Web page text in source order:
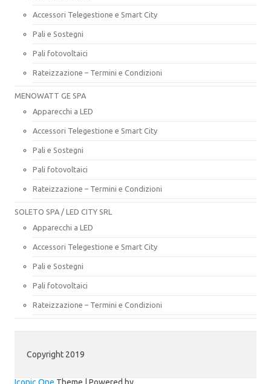
Accessori Telegestione e Smart City
Pali e Sostegni
Pali fotovoltaici
Rateizzazione – Termini e Condizioni
MENOWATT GE SPA
Apparecchi a LED
Accessori Telegestione e Smart City
Pali e Sostegni
Pali fotovoltaici
Rateizzazione – Termini e Condizioni
SOLETO SPA / LED CITY SRL
Apparecchi a LED
Accessori Telegestione e Smart City
Pali e Sostegni
Pali fotovoltaici
Rateizzazione – Termini e Condizioni
Copyright 2019